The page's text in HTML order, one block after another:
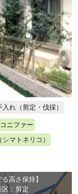
れ（剪定・伐採）
コニファー
シマトネリコ）
る高さ保持】
区：剪定